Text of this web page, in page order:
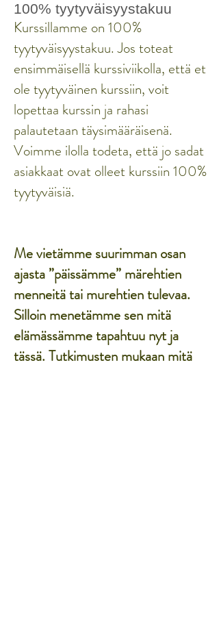
100% tyytyväisyystakuu
Kurssillamme on 100%
tyytyväisyystakuu. Jos toteat
ensimmäisellä kurssiviikolla, että et
ole tyytyväinen kurssiin, voit
lopettaa kurssin ja rahasi
palautetaan täysimääräisenä.
Voimme ilolla todeta, että jo sadat
asiakkaat ovat olleet kurssiin 100%
tyytyväisiä.
Me vietämme suurimman osan
ajasta ”päissämme” märehtien
menneitä tai murehtien tulevaa.
Silloin menetämme sen mitä
elämässämme tapahtuu nyt ja
tässä. Tutkimusten mukaan mitä